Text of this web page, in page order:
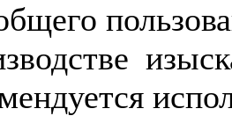
изыс
ендуется